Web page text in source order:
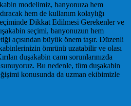
modelimiz, banyonuza hem
hem de kullanım kolaylığı
Dikkat Edilmesi Gerekenler ve
seçimi, banyonuzun hem
açısından büyük önem taşır. Düzenli
ömrünü uzatabilir ve olası
duşakabin camı sorunlarınızda
Bu nedenle, tüm duşakabin
konusunda da uzman ekibimizle